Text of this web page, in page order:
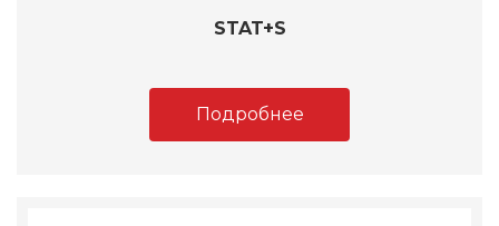
STAT+S
Подробнее